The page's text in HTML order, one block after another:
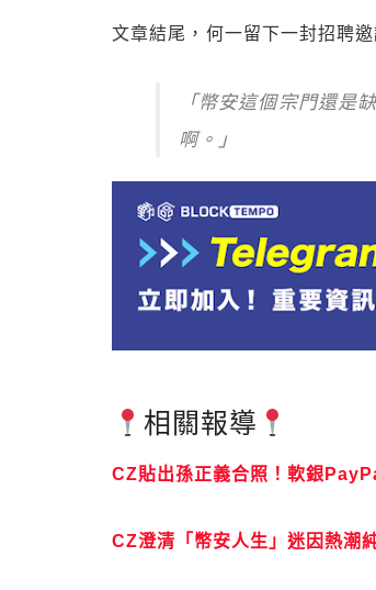
文章結尾，何一留下一封招聘邀
「幣安這個宗門還是
啊。」
相關報導
CZ貼出孫正義合照！軟銀
CZ澄清「幣安人生」迷因熱潮